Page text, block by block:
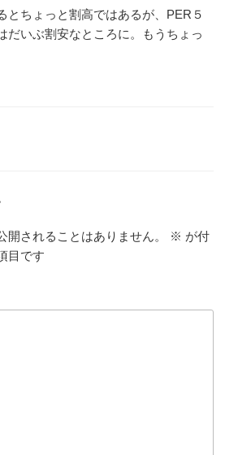
とちょっと割高ではあるが、PER５
だいぶ割安なところに。もうちょっ
開されることはありません。 ※ が付
目です